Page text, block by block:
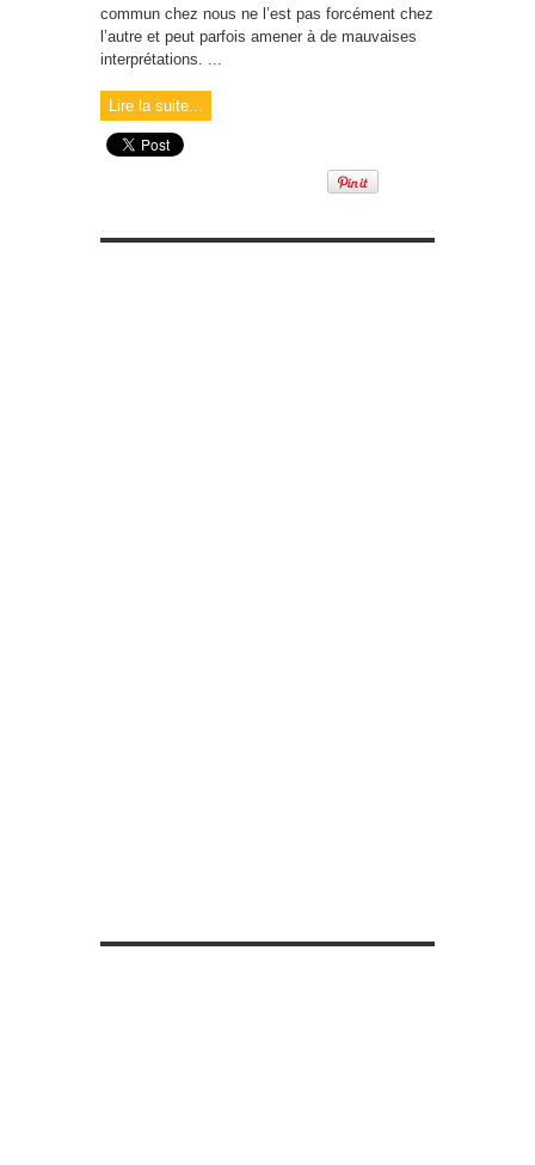
commun chez nous ne l’est pas forcément chez
l’autre et peut parfois amener à de mauvaises
interprétations. ...
Lire la suite...